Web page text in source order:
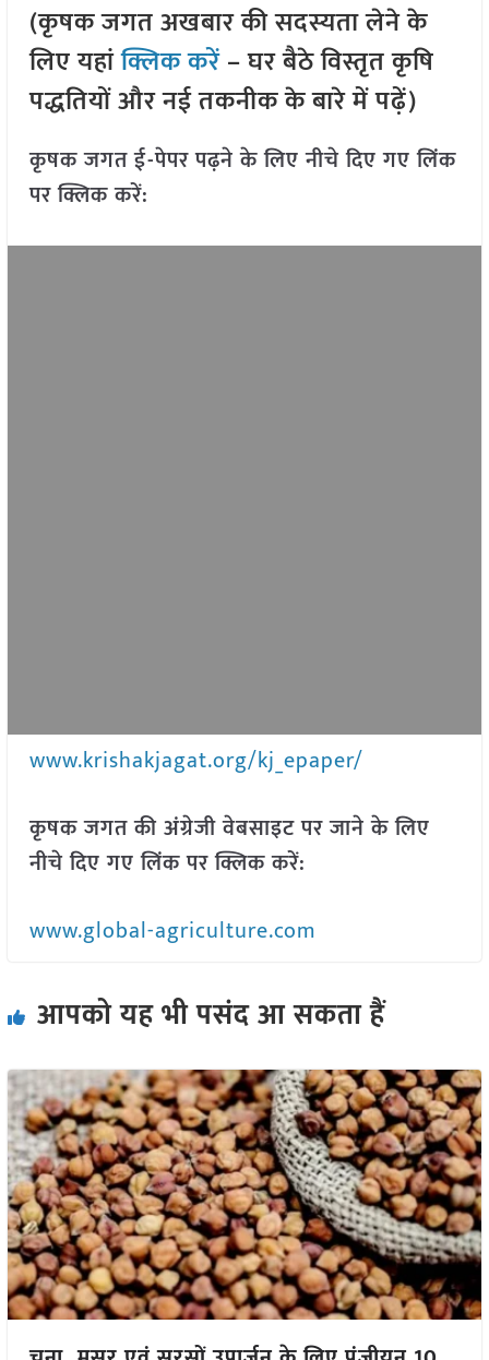
(कृषक जगत अखबार की सदस्यता लेने के
लिए यहांक्लिक करें– घर बैठे विस्तृत कृषि
पद्धतियों और नई तकनीक के बारे में पढ़ें)
कृषक जगत ई-पेपर पढ़ने के लिए नीचे दिए गए लिंक
पर क्लिक करें:
www.krishakjagat.org/kj_epaper/
कृषक जगत की अंग्रेजी वेबसाइट पर जाने के लिए
नीचे दिए गए लिंक पर क्लिक करें:
www.global-agriculture.com
आपको यह भी पसंद आ सकता हैं